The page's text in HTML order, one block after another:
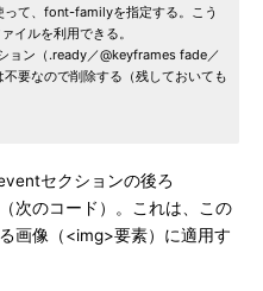
て、font-familyを指定する。こう
イルを利用できる。
ョン（.ready／@keyframes fade／
要なので削除する（残しておいても
セクションの後ろ
次のコード）。これは、この
画像（<img>要素）に適用す